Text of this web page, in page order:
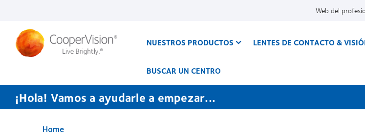
principal
Web del
NUESTROS PRODUCTOS LENTES DE CONTACTO &
BUSCAR UN CENTRO
¡Hola! Vamos a ayudarle a empezar...
Home